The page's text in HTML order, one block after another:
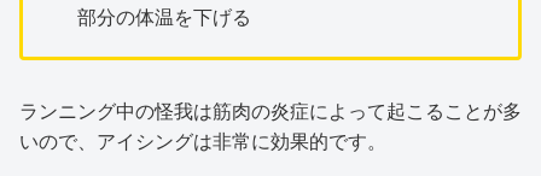
部分の体温を下げる
ランニング中の怪我は筋肉の炎症によって起こることが多
いので、アイシングは非常に効果的です。